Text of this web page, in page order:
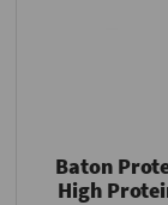
Baton
High